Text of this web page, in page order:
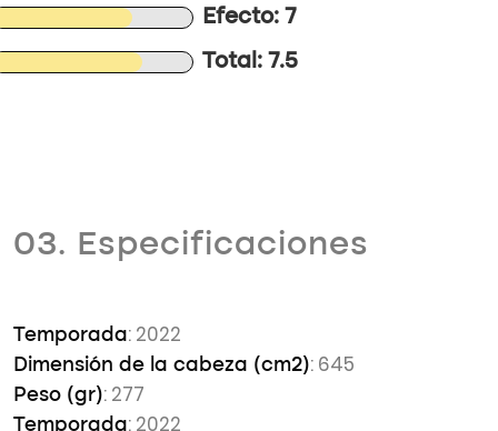
Efecto: 7
Total: 7.5
03. Especificaciones
Temporada: 2022
Dimensión de la cabeza (cm2): 645
Peso (gr): 277
Temporada: 2022